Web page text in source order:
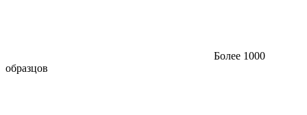
Более 1000
образцов